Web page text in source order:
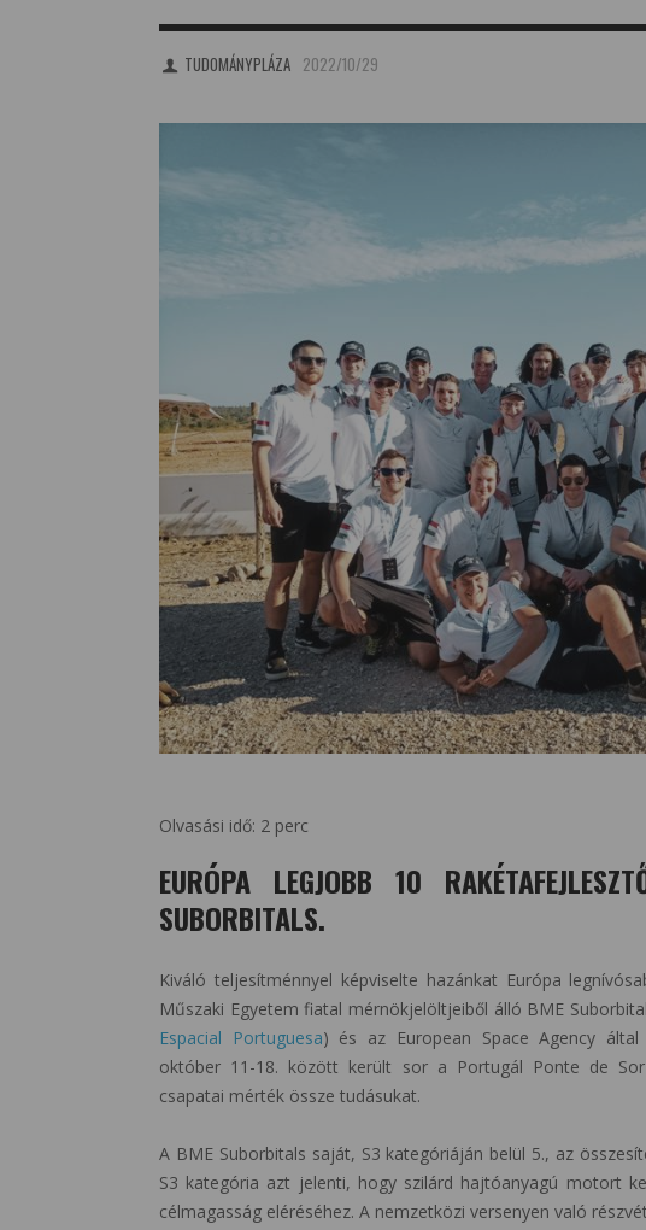
TUDOMÁNYPLÁZA 2022/10/29
Olvasási idő: 2 perc
EURÓPA LEGJOBB 10
SUBORBITALS.
Kiváló teljesítménnyel képviselte hazánkat Európa
Műszaki Egyetem fiatal mérnökjelöltjeiből álló BME
Espacial Portuguesa) és az European Space Agency által
október 11-18. között került sor a Portugál Ponte de
csapatai mérték össze tudásukat.
A BME Suborbitals saját, S3 kategóriáján belül 5., az
S3 kategória azt jelenti, hogy szilárd hajtóanyagú motort
célmagasság eléréséhez. A nemzetközi versenyen való